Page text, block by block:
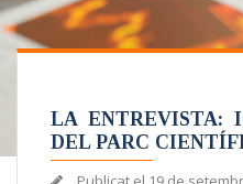
LA ENTREVISTA:
DEL PARC